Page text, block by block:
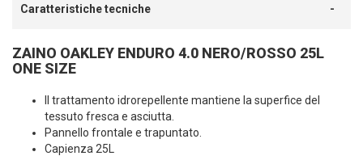
Caratteristiche tecniche
ZAINO OAKLEY ENDURO 4.0 NERO/ROSSO 25L
ONE SIZE
Il trattamento idrorepellente mantiene la superfice del
tessuto fresca e asciutta.
Pannello frontale e trapuntato.
Capienza 25L